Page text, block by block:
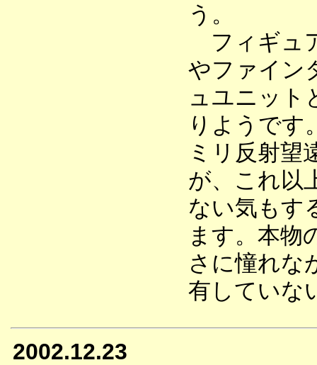
う。
フィギュ
やファイン
ュユニット
りようです
ミリ反射望
が、これ以
ない気もす
ます。本物
さに憧れな
有していな
2002.12.23